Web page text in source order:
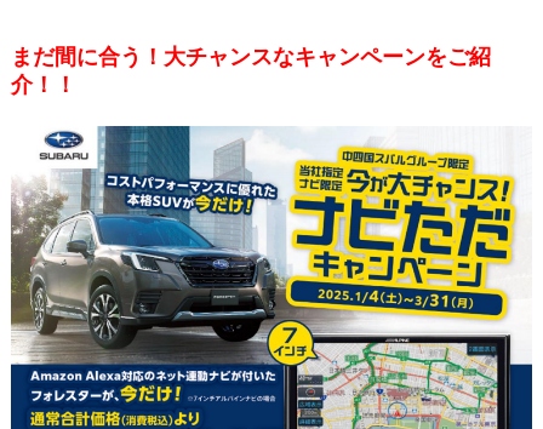
まだ間に合う！大チャンスなキャンペーンをご紹
介！！